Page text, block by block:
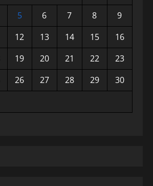
5 6 7 8
9
12 13 14 15
16
19 20 21 22
23
26 27 28 29
30